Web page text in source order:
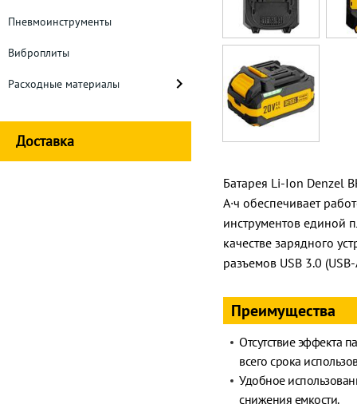
Пневмоинструменты
Виброплиты
Расходные материалы
Доставка
Батарея Li-Ion Denzel
А·ч обеспечивает
инструментов единой
качестве зарядного
разъемов USB 3.0
Преимущества
Отсутствие эффекта
всего срока
Удобное
снижения емкости.